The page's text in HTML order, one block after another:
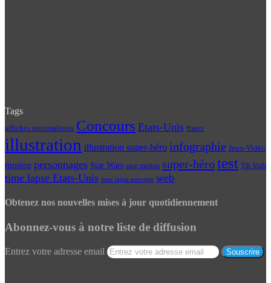
Tags
affiches minimalistes Concours Etats-Unis france
illustration illustration super-héro infographie Jeux-Vidéo
motion personnages Star Wars stop motion super-hérotest Tilt Shift
time lapse Etats-Unis time lapse norvege web
Obtenez nos nouvelles mises à jour quotidiennement
Abonnez-vous à notre liste de diffusion
Entrez votre adresse email